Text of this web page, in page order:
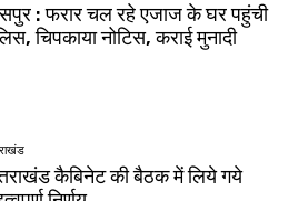
: फरार चल रहे एजाज के घर पहुंची
चिपकाया नोटिस, कराई मुनादी
कैबिनेट की बैठक में लिये गये